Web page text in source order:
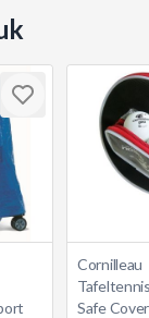
Cornilleau
Safe Cover